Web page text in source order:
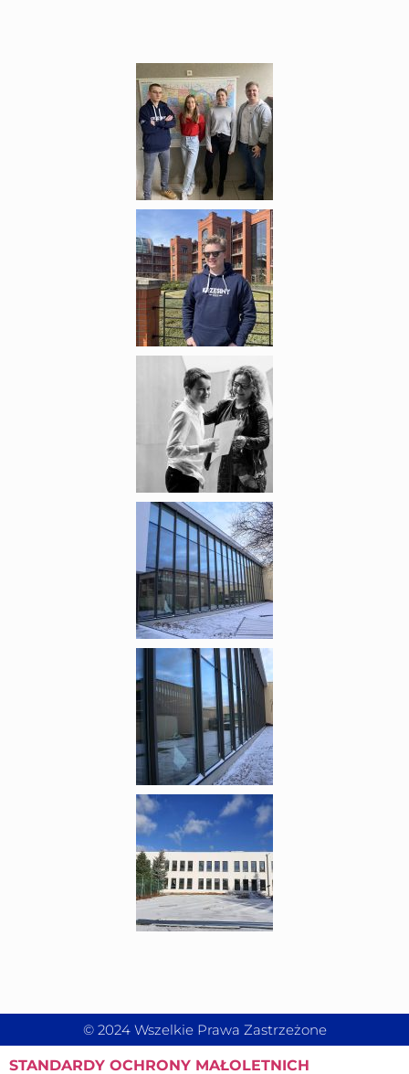
© 2024 Wszelkie Prawa Zastrzeżone
STANDARDY OCHRONY MAŁOLETNICH